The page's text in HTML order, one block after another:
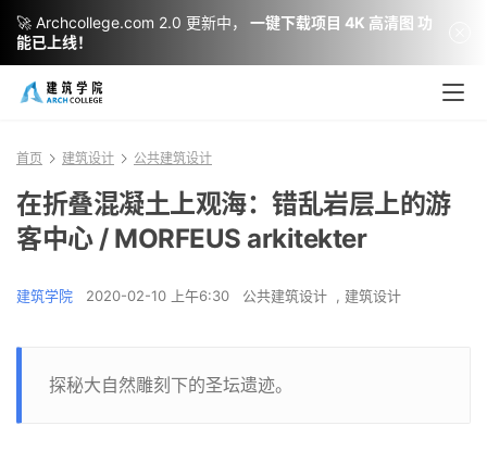
首页 建筑设计 公共建筑设计
在折叠混凝土上观海：错乱岩层上的游
客中心 / MORFEUS arkitekter
建筑学院 2020-02-10 上午6:30 公共建筑设计 , 建筑设计
探秘大自然雕刻下的圣坛遗迹。
🚀 Archcollege.com 2.0 更新中，
一键下载项目 4K 高清图 功
能已上线！